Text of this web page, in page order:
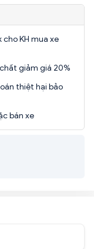
KH mua xe
giảm giá 20%
thiệt hại bảo
bán xe